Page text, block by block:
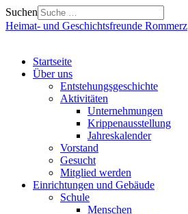
Suchen
Heimat- und Geschichtsfreunde Rommerz
Startseite
Über uns
Entstehungsgeschichte
Aktivitäten
Unternehmungen
Krippenausstellung
Jahreskalender
Vorstand
Gesucht
Mitglied werden
Einrichtungen und Gebäude
Schule
Menschen